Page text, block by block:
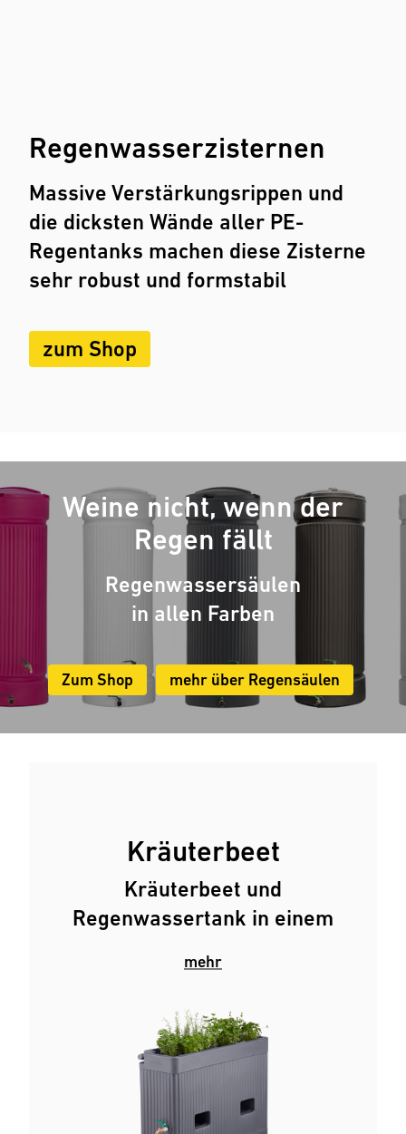
Regenwasserzisternen
Massive Verstärkungsrippen und
die dicksten Wände aller PE-
Regentanks machen diese Zisterne
sehr robust und formstabil
zum Shop
Weine nicht, wenn der
Regen fällt
Regenwassersäulen
in allen Farben
Zum Shop mehr über Regensäulen
Kräuterbeet
Kräuterbeet und
Regenwassertank in einem
mehr